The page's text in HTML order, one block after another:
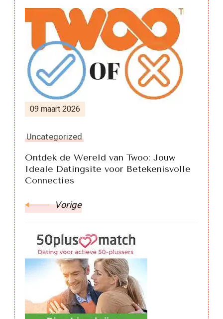
Berichtnavigatie
09 maart 2026
Uncategorized
Ontdek de Wereld van Twoo: Jouw
Ideale Datingsite voor Betekenisvolle
Connecties
Vorige